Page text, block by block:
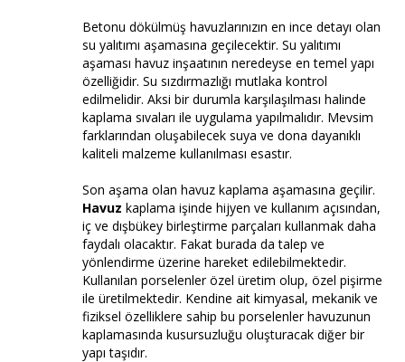
Betonu dökülmüş havuzlarınızın en ince detayı olan
su yalıtımı aşamasına geçilecektir. Su yalıtımı
aşaması havuz inşaatının neredeyse en temel yapı
özelliğidir. Su sızdırmazlığı mutlaka kontrol
edilmelidir. Aksi bir durumla karşılaşılması halinde
kaplama sıvaları ile uygulama yapılmalıdır. Mevsim
farklarından oluşabilecek suya ve dona dayanıklı
kaliteli malzeme kullanılması esastır.
Son aşama olan havuz kaplama aşamasına geçilir.
Havuz kaplama işinde hijyen ve kullanım açısından,
iç ve dışbükey birleştirme parçaları kullanmak daha
faydalı olacaktır. Fakat burada da talep ve
yönlendirme üzerine hareket edilebilmektedir.
Kullanılan porselenler özel üretim olup, özel pişirme
ile üretilmektedir. Kendine ait kimyasal, mekanik ve
fiziksel özelliklere sahip bu porselenler havuzunun
kaplamasında kusursuzluğu oluşturacak diğer bir
yapı taşıdır.